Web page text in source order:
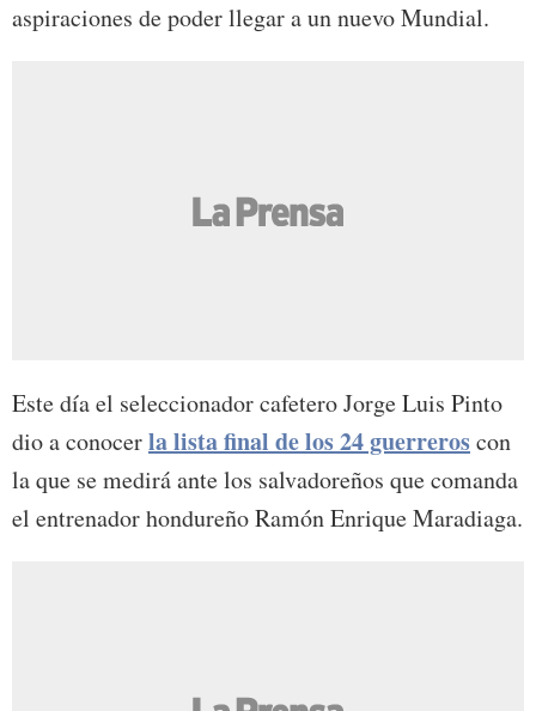
aspiraciones de poder llegar a un nuevo Mundial.
Este día el seleccionador cafetero Jorge Luis Pinto
dio a conocerla lista final de los 24 guerreroscon
la que se medirá ante los salvadoreños que comanda
el entrenador hondureño Ramón Enrique Maradiaga.